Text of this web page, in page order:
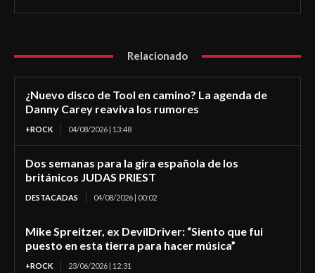
Relacionado
¿Nuevo disco de Tool en camino? La agenda de
Danny Carey reaviva los rumores
+ROCK 04/08/2026 | 13:48
Dos semanas para la gira española de los
británicos JUDAS PRIEST
DESTACADAS 04/08/2026 | 00:02
Mike Spreitzer, ex DevilDriver: “Siento que fui
puesto en esta tierra para hacer música”
+ROCK 23/06/2026 | 12:31